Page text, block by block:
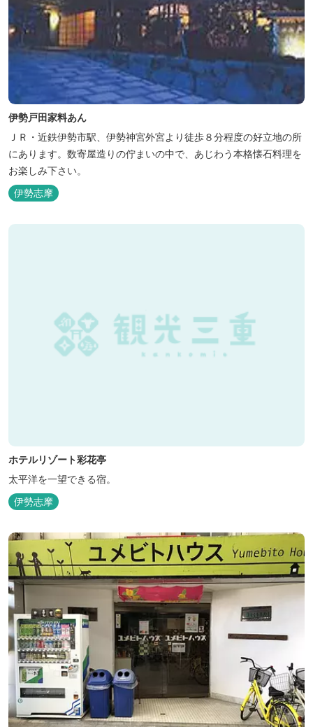
伊勢戸田家料あん
ＪＲ・近鉄伊勢市駅、伊勢神宮外宮より徒歩８分程度の好立地の所
にあります。数寄屋造りの佇まいの中で、あじわう本格懐石料理を
お楽しみ下さい。
伊勢志摩
ホテルリゾート彩花亭
太平洋を一望できる宿。
伊勢志摩